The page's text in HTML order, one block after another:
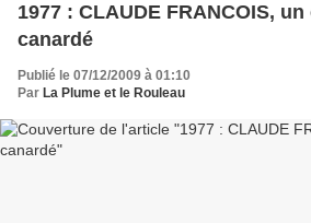
1977 : CLAUDE FRANCOIS,
canardé
Publié le 07/12/2009 à 01:10
Par La Plume et le Rouleau